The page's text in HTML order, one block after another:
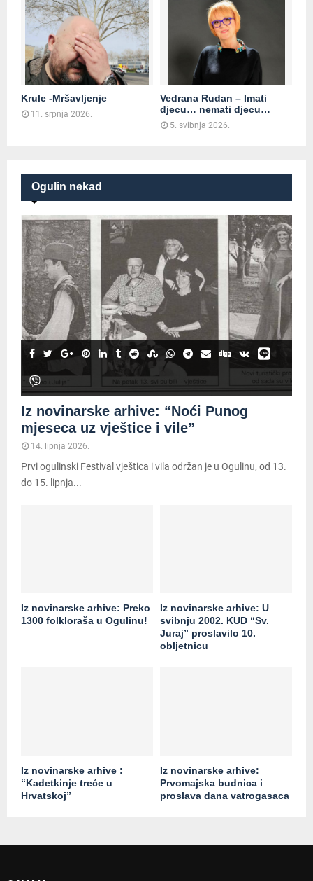
Krule -Mršavljenje
11. srpnja 2026.
Vedrana Rudan – Imati
djecu… nemati djecu…
5. svibnja 2026.
Ogulin nekad
Iz novinarske arhive: “Noći Punog
mjeseca uz vještice i vile”
14. lipnja 2026.
Prvi ogulinski Festival vještica i vila održan je u Ogulinu, od 13.
do 15. lipnja...
Iz novinarske arhive: Preko
1300 folkloraša u Ogulinu!
Iz novinarske arhive: U
svibnju 2002. KUD “Sv.
Juraj” proslavilo 10.
obljetnicu
Iz novinarske arhive :
“Kadetkinje treće u
Hrvatskoj”
Iz novinarske arhive:
Prvomajska budnica i
proslava dana vatrogasaca